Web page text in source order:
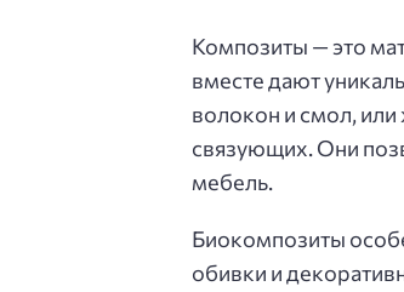
Композиты — это
вместе дают
волокон и смол,
связующих. Они
мебель.
Биокомпозиты
обивки и